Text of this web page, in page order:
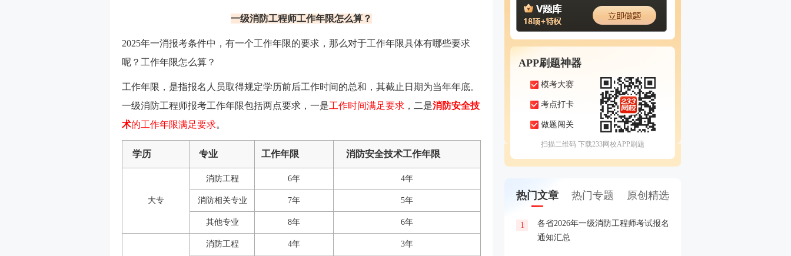
一级消防工程师工作年限怎么算？
2025年一消报考条件中，有一个工作年限的要求，那么对于工作年限具体有哪些要求
呢？工作年限怎么算？
工作年限，是指报名人员取得规定学历前后工作时间的总和，其截止日期为当年年底。
一级消防工程师报考工作年限包括两点要求，一是工作时间满足要求 ，二是消防安全技
术的工作年限满足要求。
学历 专业 工作年限 消防安全技术工作年限
大专
消防工程 6年 4年
消防相关专业 7年 5年
其他专业 8年 6年
消防工程 4年 3年
APP刷题神器
模考大赛
考点打卡
做题闯关
扫描二维码 下载233网校APP刷题
热门文章 热门专题 原创精选
1
各省2026年一级消防工程师考试报名
通知汇总